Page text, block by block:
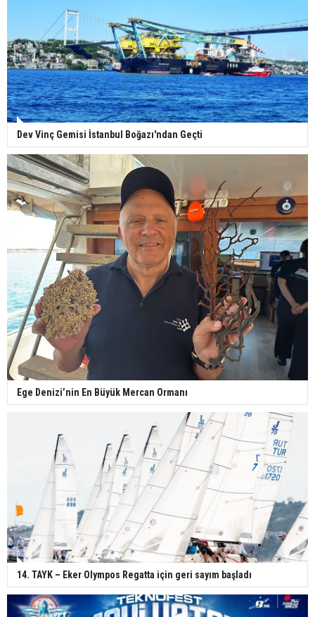
Dev Vinç Gemisi İstanbul Boğazı'ndan Geçti
Ege Denizi’nin En Büyük Mercan Ormanı
14. TAYK – Eker Olympos Regatta için geri sayım başladı